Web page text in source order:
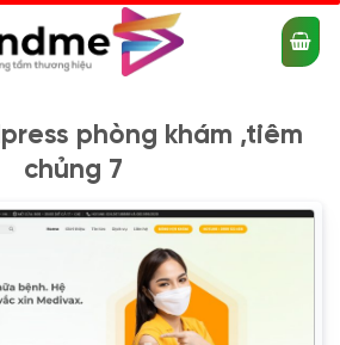
phòng khám ,tiêm
chủng 7